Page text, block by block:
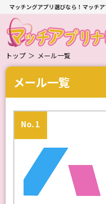
マッチングアプリ選びなら！マッチ
トップ ＞ メール一覧
メール一覧
No. 1